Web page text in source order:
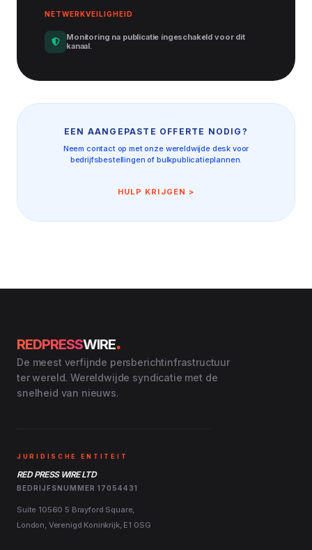
NETWERKVEILIGHEID
Monitoring na publicatie ingeschakeld voor dit
kanaal.
EEN AANGEPASTE OFFERTE NODIG?
Neem contact op met onze wereldwijde desk voor
bedrijfsbestellingen of bulkpublicatieplannen.
HULP KRIJGEN >
REDPRESSWIRE.
De meest verfijnde persberichtinfrastructuur
ter wereld. Wereldwijde syndicatie met de
snelheid van nieuws.
JURIDISCHE ENTITEIT
RED PRESS WIRE LTD
BEDRIJFSNUMMER 17054431
Suite 10560 5 Brayford Square,
London, Verenigd Koninkrijk, E1 0SG